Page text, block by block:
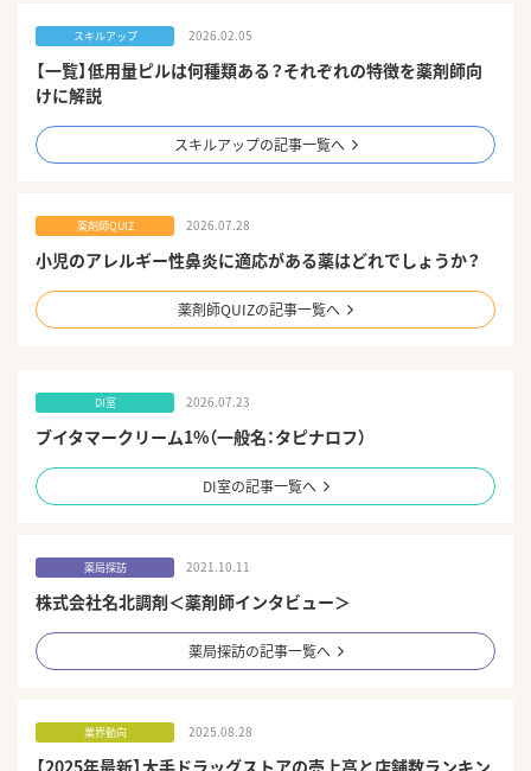
スキルアップ 2026.02.05
【一覧】低用量ピルは何種類ある？それぞれの特徴を薬剤師向
けに解説
スキルアップの記事一覧へ
薬剤師QUIZ 2026.07.28
小児のアレルギー性鼻炎に適応がある薬はどれでしょうか？
薬剤師QUIZの記事一覧へ
DI室 2026.07.23
ブイタマークリーム1%（一般名：タピナロフ）
DI室の記事一覧へ
薬局探訪 2021.10.11
株式会社名北調剤＜薬剤師インタビュー＞
薬局探訪の記事一覧へ
業界動向 2025.08.28